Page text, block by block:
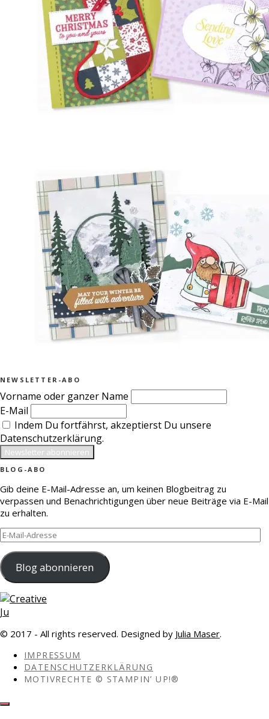
NEWSLETTER-ABO
Vorname oder ganzer Name
E-Mail
Indem Du fortfährst, akzeptierst Du unsere
Datenschutzerklärung.
BLOG-ABO
Gib deine E-Mail-Adresse an, um keinen Blogbeitrag zu
verpassen und Benachrichtigungen über neue Beiträge via E-Mail
zu erhalten.
E-
Mail-
Adresse
Blog abonnieren
© 2017 - All rights reserved. Designed by Julia Maser.
IMPRESSUM
DATENSCHUTZERKLÄRUNG
MOTIVRECHTE © STAMPIN’ UP!®